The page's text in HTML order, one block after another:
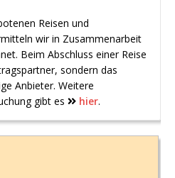
Reisen und
wir in Zusammenarbeit
Beim Abschluss einer Reise
sondern das
Anbieter. Weitere
gibt es
hier.